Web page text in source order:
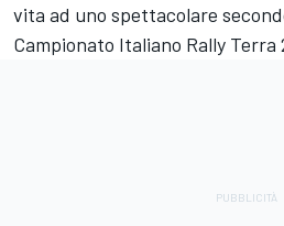
vita ad uno spettacolare
Campionato Italiano Rally Terra